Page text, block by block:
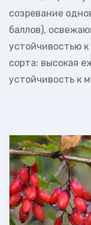
созревание
баллов),
устойчивостью
сорта: высокая
устойчивость к